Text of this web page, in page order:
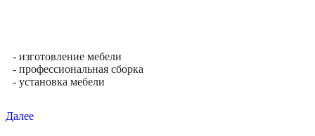
- изготовление мебели
- профессиональная сборка
- установка мебели
Далее